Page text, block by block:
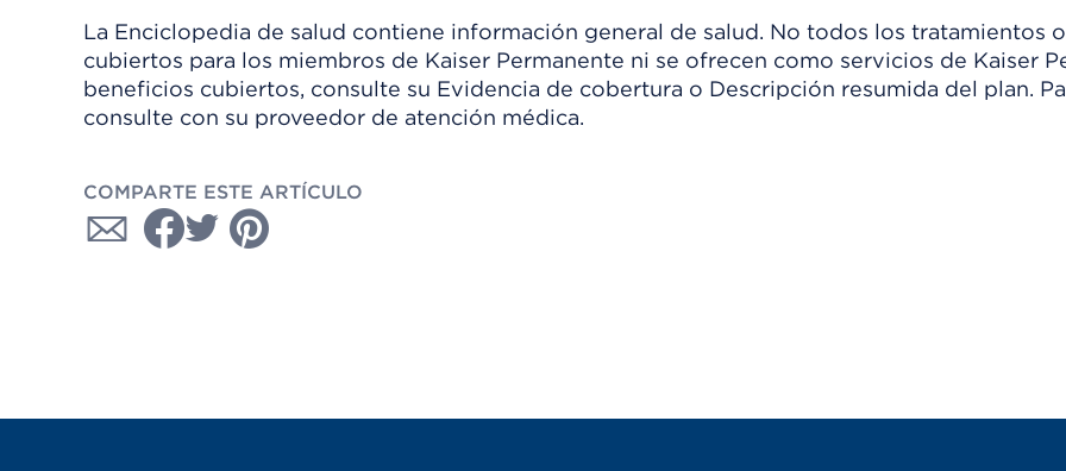
La Enciclopedia de salud contiene información general de salud. No todos los tratamientos
cubiertos para los miembros de Kaiser Permanente ni se ofrecen como servicios de Kaiser
beneficios cubiertos, consulte su Evidencia de cobertura o Descripción resumida del plan.
consulte con su proveedor de atención médica.
COMPARTE ESTE ARTÍCULO